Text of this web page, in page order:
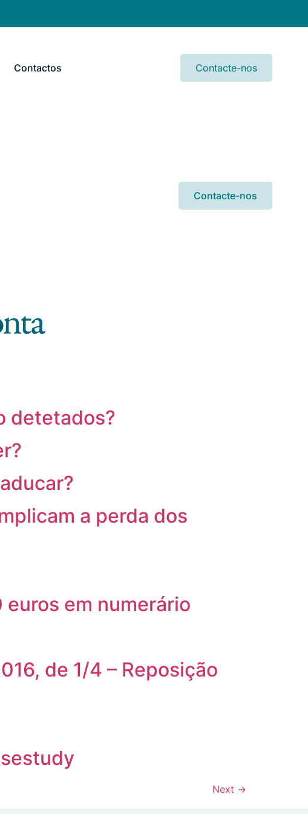
Contactos Contacte-nos
Contacte-nos
detetados?
a perda dos
em numerário
de 1/4 – Reposição
Next →